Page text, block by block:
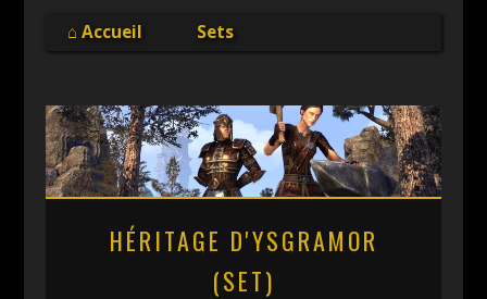
⌂ Accueil Sets
HÉRITAGE D'YSGRAMOR
(SET)